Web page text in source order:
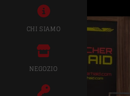
CHI SIAMO
NEGOZIO